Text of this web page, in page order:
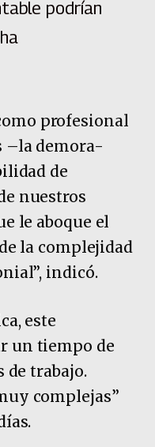
podrían
profesional
–la demora-
de
nuestros
le aboque el
la complejidad
indicó.
este
un tiempo de
de trabajo.
complejas”